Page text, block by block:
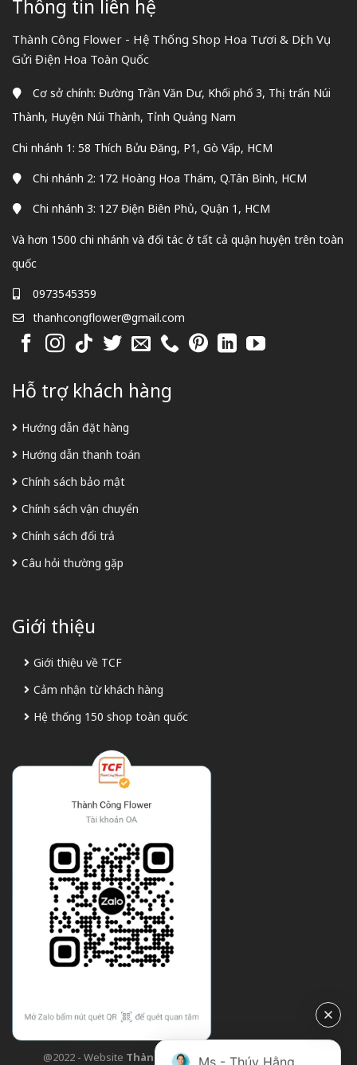
Thông tin liên hệ
Thành Công Flower - Hệ Thống Shop Hoa Tươi & Dịch Vụ
Gửi Điện Hoa Toàn Quốc
Cơ sở chính: Đường Trần Văn Dư, Khối phố 3, Thị trấn Núi
Thành, Huyện Núi Thành, Tỉnh Quảng Nam
Chi nhánh 1: 58 Thích Bửu Đăng, P1, Gò Vấp, HCM
Chi nhánh 2: 172 Hoàng Hoa Thám, Q.Tân Bình, HCM
Chi nhánh 3: 127 Điện Biên Phủ, Quận 1, HCM
Và hơn 1500 chi nhánh và đối tác ở tất cả quận huyện trên toàn
quốc
0973545359
thanhcongflower@gmail.com
Hỗ trợ khách hàng
Hướng dẫn đặt hàng
Hướng dẫn thanh toán
Chính sách bảo mật
Chính sách vận chuyển
Chính sách đổi trả
Câu hỏi thường gặp
Giới thiệu
Giới thiệu về TCF
Cảm nhận từ khách hàng
Hệ thống 150 shop toàn quốc
@2022 - Website Thành Công Flower| Design bởi
Ms - Thúy Hằng